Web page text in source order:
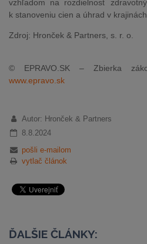
vzhľadom na rozdielnosť
k stanoveniu cien a úhrad v
Zdroj: Hronček & Partners, s. r. o.
© EPRAVO.SK – Zbierka
www.epravo.sk
Autor: Hronček & Partners
8.8.2024
pošli e-mailom
vytlač článok
ĎALŠIE ČLÁNKY: